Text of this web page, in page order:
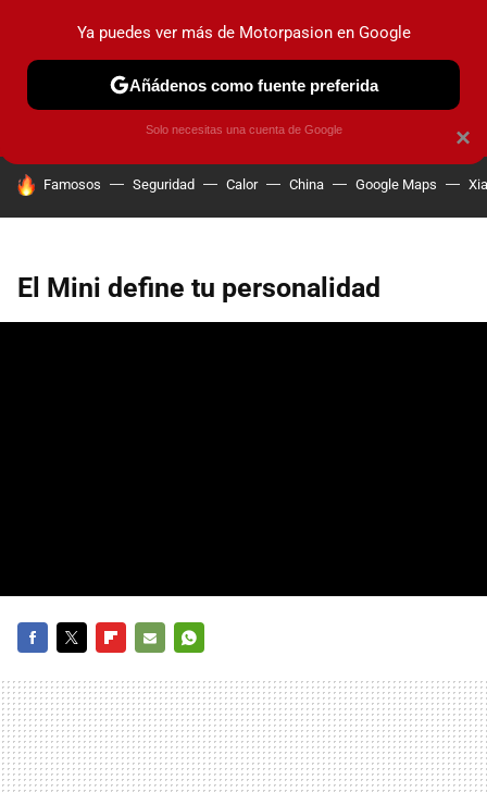
PRUEBAS COCHES ELÉCTRICOS OBSERVATORIO
HOY SE HABLA DE
Famosos Seguridad Calor China Google Maps
El Mini define tu personalidad
MAIL
×
Ya puedes ver más de Motorpasion en Google
Añádenos como fuente preferida
Solo necesitas una cuenta de Google